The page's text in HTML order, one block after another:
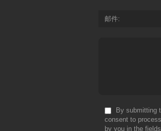
邮件
By submitting
consent to
by you in the